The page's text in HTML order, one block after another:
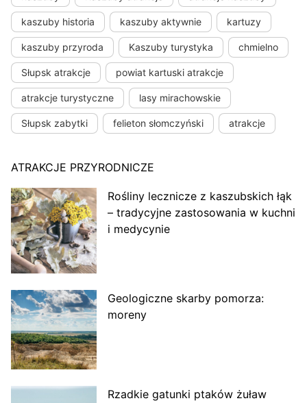
kaszuby historia kaszuby aktywnie kartuzy
kaszuby przyroda Kaszuby turystyka chmielno
Słupsk atrakcje powiat kartuski atrakcje
atrakcje turystyczne lasy mirachowskie
Słupsk zabytki felieton słomczyński atrakcje
ATRAKCJE PRZYRODNICZE
Rośliny lecznicze z kaszubskich łąk
– tradycyjne zastosowania w kuchni
i medycynie
Geologiczne skarby pomorza:
moreny
Rzadkie gatunki ptaków żuław